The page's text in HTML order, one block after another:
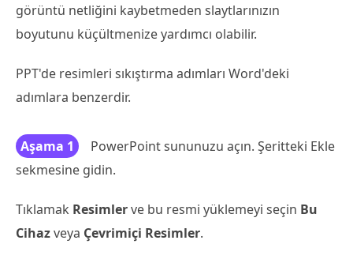
görüntü netliğini kaybetmeden slaytlarınızın
boyutunu küçültmenize yardımcı olabilir.
PPT'de resimleri sıkıştırma adımları Word'deki
adımlara benzerdir.
Aşama 1
PowerPoint sununuzu açın. Şeritteki Ekle
sekmesine gidin.
Tıklamak Resimlerve bu resmi yüklemeyi seçin Bu
Cihazveya Çevrimiçi Resimler.